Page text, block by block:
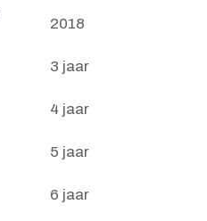
2018
3 jaar
4 jaar
5 jaar
6 jaar